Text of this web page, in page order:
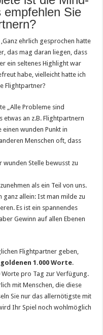
empfehlen Sie
‚Ganz ehrlich gesprochen hatte
das mag daran liegen, dass
ein seltenes Highlight war
habe, vielleicht hatte ich
Flightpartner?
„Alle Probleme sind
etwas an z.B. Flightpartnern
wunden Punkt in
Menschen oft, dass
wunden Stelle bewusst zu
als ein Teil von uns.
allein: Ist man milde zu
Es ist ein spannendes
Gewinn auf allen Ebenen
Flightpartner geben,
1.000 Worte.
Worte pro Tag zur Verfügung.
mit Menschen, die diese
Sie nur das allernötigste mit
Ihr Spiel noch wohlmöglich